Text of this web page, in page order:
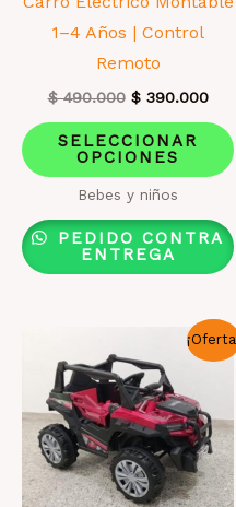
1–4 Años | Control
Remoto
$490.000 El
original
era:
$ 490.000.
$390.000El
$
SELECCIONAR
OPCIONES
Bebes y niños
PEDIDO CONTRA
ENTREGA